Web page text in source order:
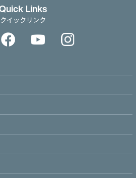
Links
クイックリンク